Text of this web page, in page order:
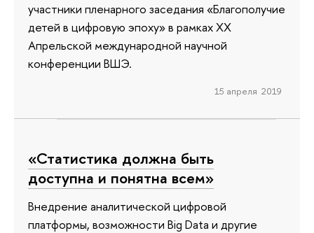
участники пленарного заседания «Благополучие
детей в цифровую эпоху» в рамках XX
Апрельской международной научной
конференции ВШЭ.
15 апреля 2019
«Статистика должна быть
доступна и понятна всем»
Внедрение аналитической цифровой
платформы, возможности Big Data и другие